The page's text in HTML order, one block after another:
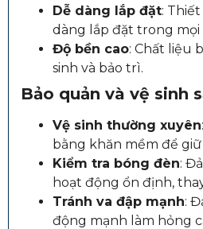
Dễ dàng lắp đặt:
dàng lắp đặt trong mọi
Độ bền cao: Chất liệu
sinh và bảo trì.
Bảo quản và vệ sinh
Vệ sinh thường xuyên
bằng khăn mềm để
Kiểm tra bóng đèn:
hoạt động ổn định,
Tránh va đập mạnh:
động mạnh làm hỏng